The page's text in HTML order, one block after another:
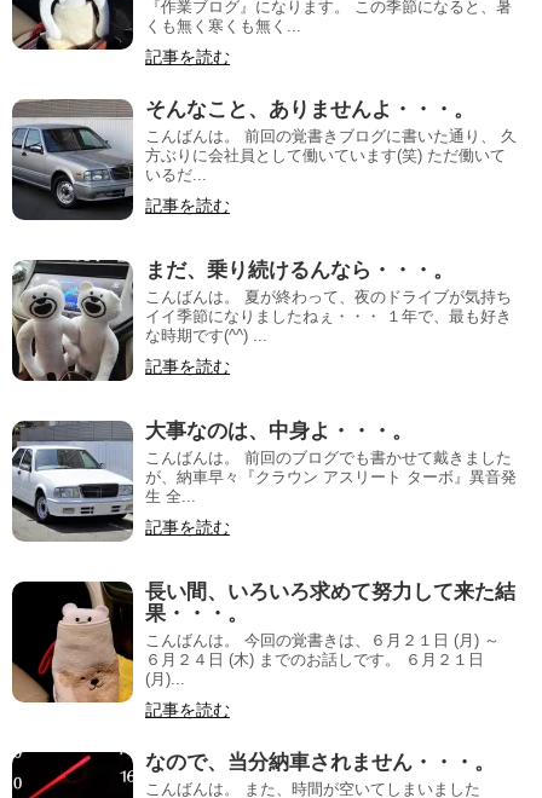
『作業ブログ』になります。 この季節になると、暑
くも無く寒くも無く...
記事を読む
そんなこと、ありませんよ・・・。
こんばんは。 前回の覚書きブログに書いた通り、 久
方ぶりに会社員として働いています(笑) ただ働いて
いるだ...
記事を読む
まだ、乗り続けるんなら・・・。
こんばんは。 夏が終わって、夜のドライブが気持ち
イイ季節になりましたねぇ・・・ １年で、最も好き
な時期です(^^) ...
記事を読む
大事なのは、中身よ・・・。
こんばんは。 前回のブログでも書かせて戴きました
が、納車早々『クラウン アスリート ターボ』異音発
生 全...
記事を読む
長い間、いろいろ求めて努力して来た結
果・・・。
こんばんは。 今回の覚書きは、６月２１日 (月) ～
６月２４日 (木) までのお話しです。 ６月２１日
(月)...
記事を読む
なので、当分納車されません・・・。
こんばんは。 また、時間が空いてしまいました